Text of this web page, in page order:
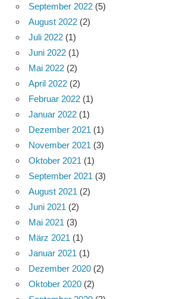
September 2022 (5)
August 2022 (2)
Juli 2022 (1)
Juni 2022 (1)
Mai 2022 (2)
April 2022 (2)
Februar 2022 (1)
Januar 2022 (1)
Dezember 2021 (1)
November 2021 (3)
Oktober 2021 (1)
September 2021 (3)
August 2021 (2)
Juni 2021 (2)
Mai 2021 (3)
März 2021 (1)
Januar 2021 (1)
Dezember 2020 (2)
Oktober 2020 (2)